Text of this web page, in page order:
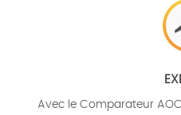
Avec le Comparateur